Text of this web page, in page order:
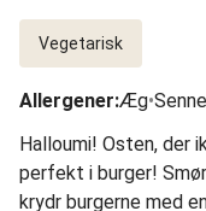
Vegetarisk
Allergener:Æg•
Halloumi! Osten, der
perfekt i burger!
krydr burgerne med